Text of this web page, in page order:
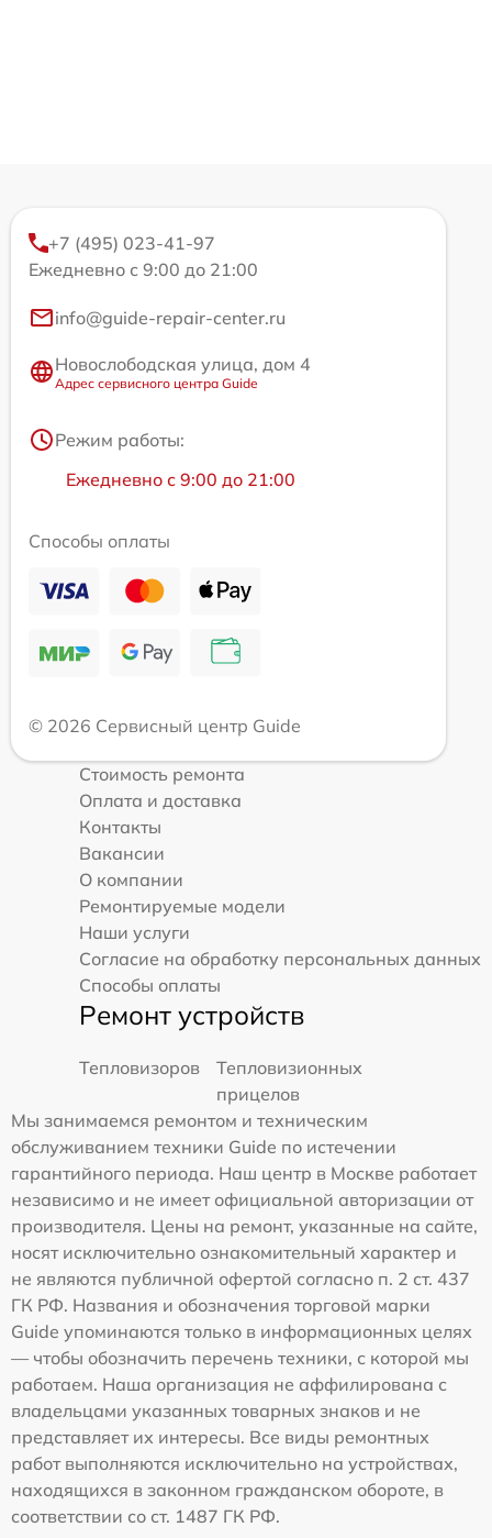
+7 (495) 023-41-97
Ежедневно с 9:00 до 21:00
info@guide-repair-center.ru
Новослободская улица, дом 4
Адрес сервисного центра Guide
Режим работы:
Ежедневно с 9:00 до 21:00
Способы оплаты
© 2026 Сервисный центр Guide
Стоимость ремонта
Оплата и доставка
Контакты
Вакансии
О компании
Ремонтируемые модели
Наши услуги
Согласие на обработку персональных данных
Способы оплаты
Ремонт устройств
Тепловизоров
Тепловизионных
прицелов
Мы занимаемся ремонтом и техническим
обслуживанием техники Guide по истечении
гарантийного периода. Наш центр в Москве работает
независимо и не имеет официальной авторизации от
производителя. Цены на ремонт, указанные на сайте,
носят исключительно ознакомительный характер и
не являются публичной офертой согласно п. 2 ст. 437
ГК РФ. Названия и обозначения торговой марки
Guide упоминаются только в информационных целях
— чтобы обозначить перечень техники, с которой мы
работаем. Наша организация не аффилирована с
владельцами указанных товарных знаков и не
представляет их интересы. Все виды ремонтных
работ выполняются исключительно на устройствах,
находящихся в законном гражданском обороте, в
соответствии со ст. 1487 ГК РФ.